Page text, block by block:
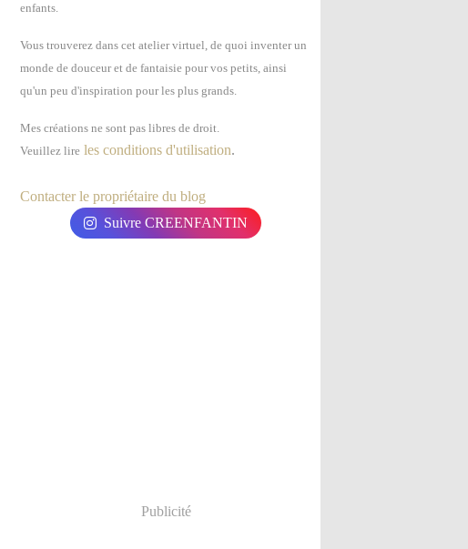
enfants.
Vous trouverez dans cet atelier virtuel, de quoi inventer un
monde de douceur et de fantaisie pour vos petits, ainsi
qu'un peu d'inspiration pour les plus grands.
Mes créations ne sont pas libres de droit.
Veuillez lire les conditions d'utilisation.
Contacter le propriétaire du blog
Suivre CREENFANTIN
Publicité